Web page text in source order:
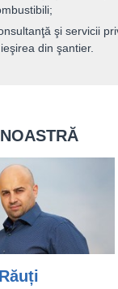
şi servicii
din şantier.